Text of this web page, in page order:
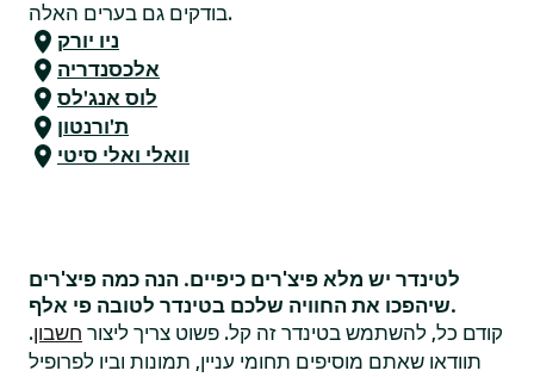
בודקים גם בערים האלה.
ניו יורק
אלכסנדריה
לוס אנג'לס
ת'ורנטון
וואלי ואלי סיטי
לטינדר יש מלא פיצ'רים כיפיים. הנה כמה פיצ'רים
שיהפכו את החוויה שלכם בטינדר לטובה פי אלף.
קודם כל, להשתמש בטינדר זה קל. פשוט צריך ליצור חשבון.
תוודאו שאתם מוסיפים תחומי עניין, תמונות וביו לפרופיל